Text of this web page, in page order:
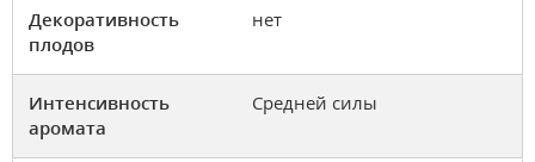
Декоративность
плодов
нет
Интенсивность
аромата
Средней силы